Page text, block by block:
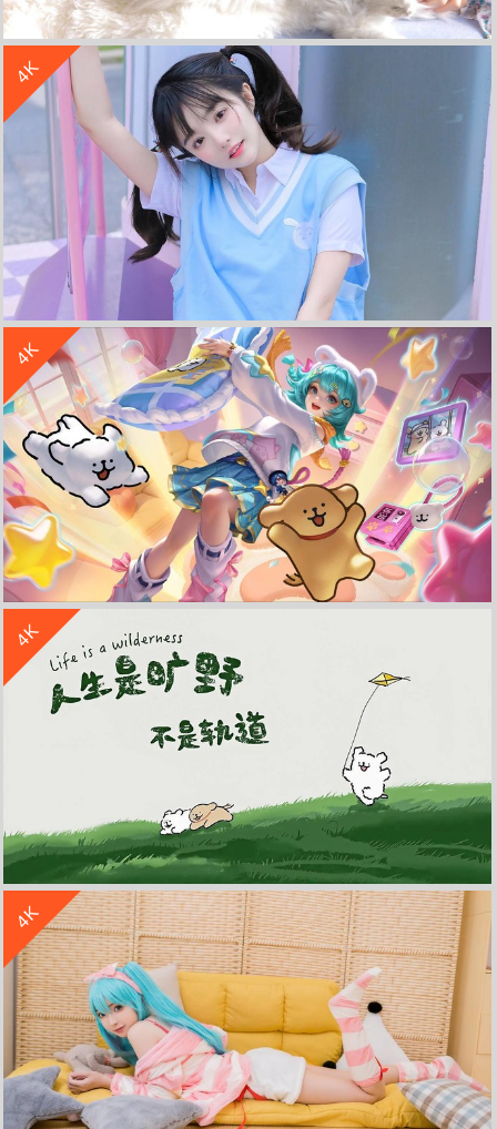
家居 小姐姐 猫咪 可爱 美女 高清 4k电脑壁纸 4k手机壁纸
4K
小陆离 可爱 美女 清纯 4k电脑壁纸 4K手机壁纸
立 即 下 载
收 藏
4K
王者荣耀 小乔 线条小狗 4K高清游戏壁纸
立 即 下 载
收 藏
4K
人生是旷野 不是轨道线条小狗4k壁纸
立 即 下 载
收 藏
4K
立 即 下 载
收 藏